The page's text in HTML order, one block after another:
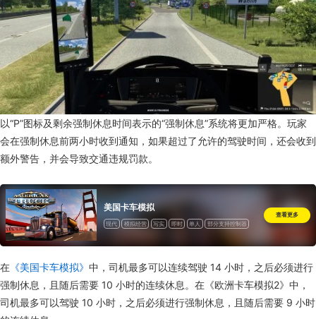
以“P”图标及剩余强制休息时间表示的“强制休息”系统将更加严格。玩家
会在强制休息前两小时收到通知，如果超过了允许的驾驶时间，还会收到
额外警告，并会导致交通违规罚款。
美国卡车模拟
现代 模拟经营 写实 即时 单人
部分支持控制器
查看更多
在 《美国卡车模拟》 中，司机最多可以连续驾驶 14 小时，之后必须进行
强制休息，且随后需要 10 小时的连续休息。在《欧洲卡车模拟2》中，
司机最多可以驾驶 10 小时，之后必须进行强制休息，且随后需要 9 小时